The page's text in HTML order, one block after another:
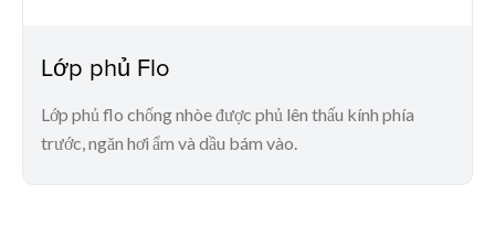
Lớp phủ Flo
Lớp phủ flo chống nhòe được phủ lên thấu kính phía
trước, ngăn hơi ẩm và dầu bám vào.